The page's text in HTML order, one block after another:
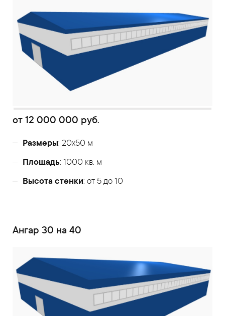
от 12 000 000 руб.
Размеры: 20х50 м
Площадь: 1000 кв. м
Высота стенки: от 5 до 10
Ангар 30 на 40